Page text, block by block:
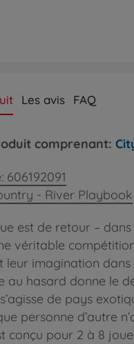
Les avis FAQ
comprenant:
- River Playbook
est de retour –
véritable
leur imagination
au hasard donne le
de pays
personne d’autre
conçu pour 2 à 8